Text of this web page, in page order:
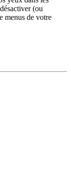
(ou
menus de votre